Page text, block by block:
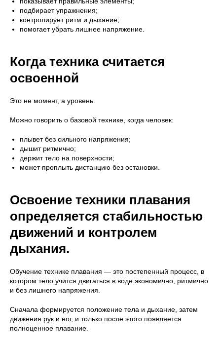
подбирает упражнения;
контролирует ритм и дыхание;
помогает убрать лишнее напряжение.
Когда техника считается
освоенной
Это не момент, а уровень.
Можно говорить о базовой технике, когда человек:
плывет без сильного напряжения;
дышит ритмично;
держит тело на поверхности;
может проплыть дистанцию без остановки.
Освоение техники плавания
определяется стабильностью
движений и контролем
дыхания.
Обучение технике плавания — это постепенный процесс, в
котором тело учится двигаться в воде экономично, ритмично
и без лишнего напряжения.
Сначала формируется положение тела и дыхание, затем
движения рук и ног, и только после этого появляется
полноценное плавание.